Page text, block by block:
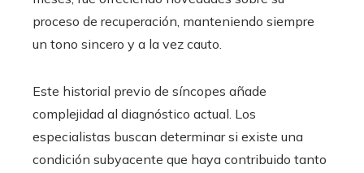
proceso de recuperación, manteniendo siempre
un tono sincero y a la vez cauto.
Este historial previo de síncopes añade
complejidad al diagnóstico actual. Los
especialistas buscan determinar si existe una
condición subyacente que haya contribuido tanto